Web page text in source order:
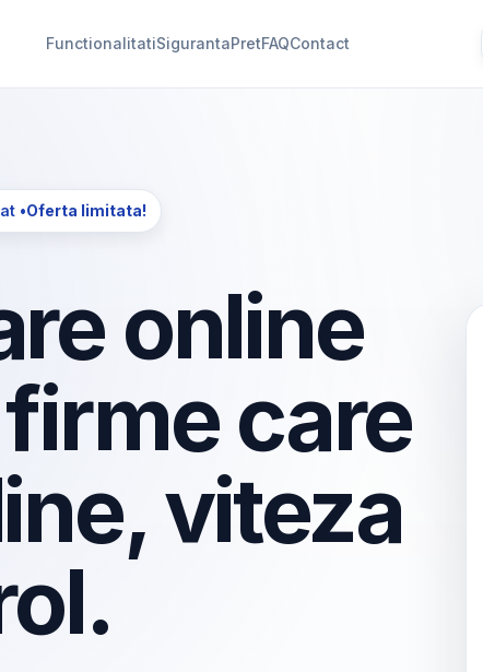
FunctionalitatiSigurantaPretFAQContact
•Oferta limitata!
online
care
viteza